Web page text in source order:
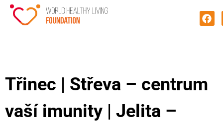
Třinec | Střeva – centrum
vaší imunity | Jelita –